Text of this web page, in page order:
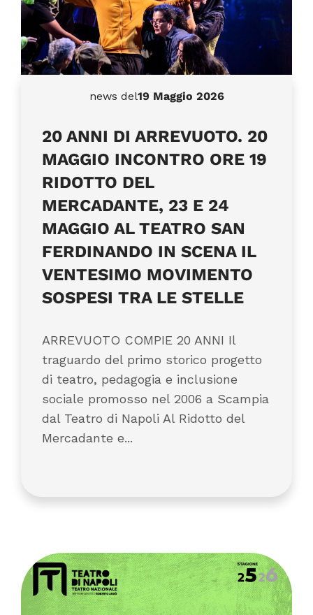
news del19 Maggio 2026
20 ANNI DI ARREVUOTO. 20
MAGGIO INCONTRO ORE 19
RIDOTTO DEL
MERCADANTE, 23 E 24
MAGGIO AL TEATRO SAN
FERDINANDO IN SCENA IL
VENTESIMO MOVIMENTO
SOSPESI TRA LE STELLE
ARREVUOTO COMPIE 20 ANNI Il
traguardo del primo storico progetto
di teatro, pedagogia e inclusione
sociale promosso nel 2006 a Scampia
dal Teatro di Napoli Al Ridotto del
Mercadante e...